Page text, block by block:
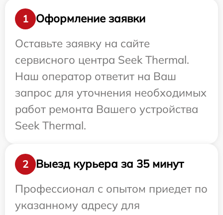
1
Оформление заявки
Оставьте заявку на сайте
сервисного центра Seek Thermal.
Наш оператор ответит на Ваш
запрос для уточнения необходимых
работ ремонта Вашего устройства
Seek Thermal.
2
Выезд курьера за 35 минут
Профессионал с опытом приедет по
указанному адресу для